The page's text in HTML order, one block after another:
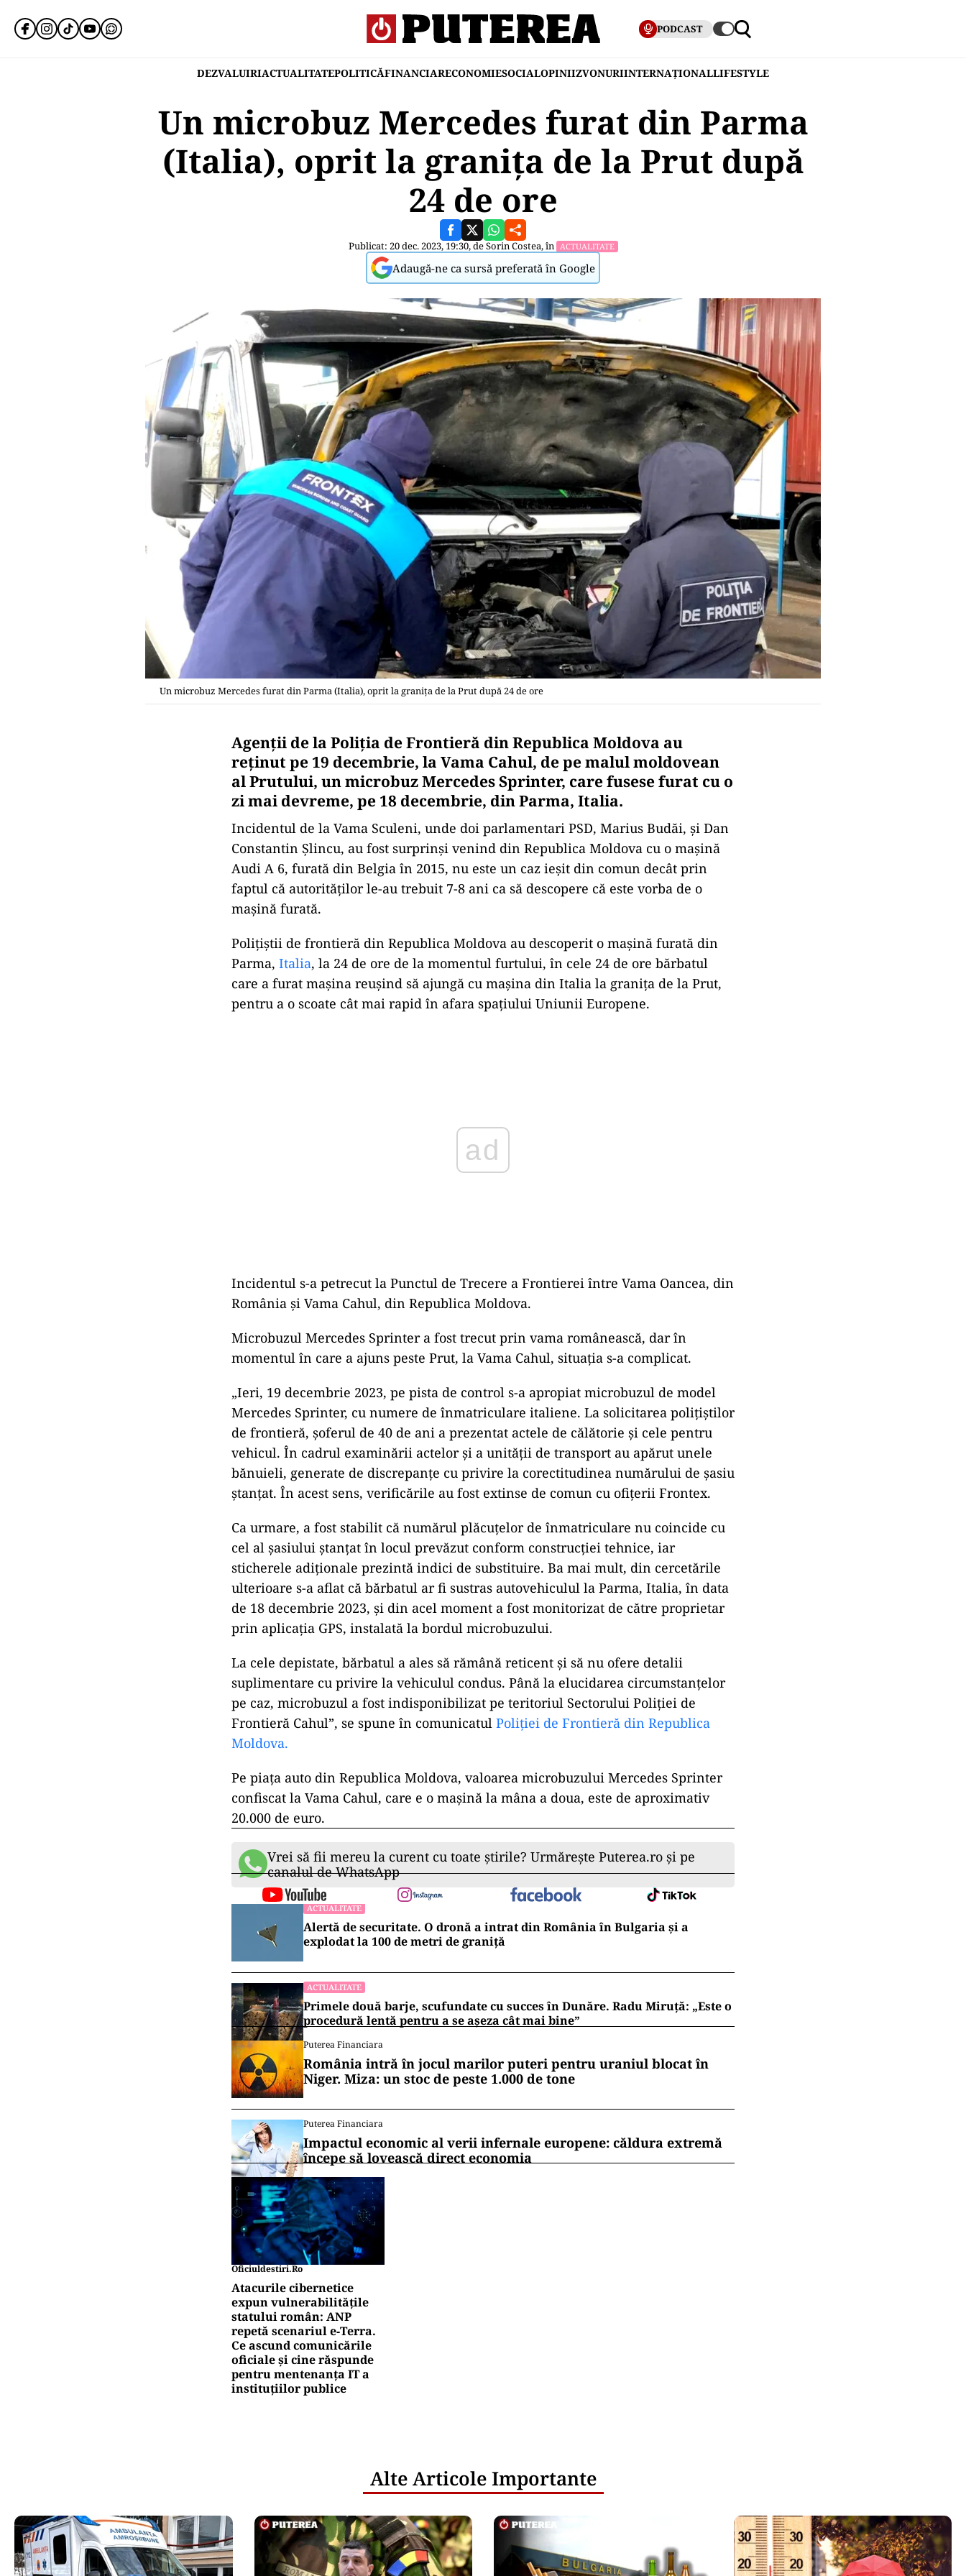
PODCAST
DEZVALUIRIACTUALITATEPOLITICĂFINANCIARECONOMIESOCIALOPINIIZVONURIINTERNAȚIONALLIFESTYLE
Un microbuz Mercedes furat din Parma
(Italia), oprit la granița de la Prut după
24 de ore
Publicat: 20 dec. 2023, 19:30, deSorin Costea, în ACTUALITATE
Adaugă-ne ca sursă preferată în Google
Un microbuz Mercedes furat din Parma (Italia), oprit la granița de la Prut după 24 de ore
Agenții de la Poliția de Frontieră din Republica Moldova au
reținut pe 19 decembrie, la Vama Cahul, de pe malul moldovean
al Prutului, un microbuz Mercedes Sprinter, care fusese furat cu o
zi mai devreme, pe 18 decembrie, din Parma, Italia.
Incidentul de la Vama Sculeni, unde doi parlamentari PSD, Marius Budăi, și Dan
Constantin Șlincu, au fost surprinși venind din Republica Moldova cu o mașină
Audi A 6, furată din Belgia în 2015, nu este un caz ieșit din comun decât prin
faptul că autorităților le-au trebuit 7-8 ani ca să descopere că este vorba de o
mașină furată.
Polițiștii de frontieră din Republica Moldova au descoperit o mașină furată din
Parma, Italia, la 24 de ore de la momentul furtului, în cele 24 de ore bărbatul
care a furat mașina reușind să ajungă cu mașina din Italia la granița de la Prut,
pentru a o scoate cât mai rapid în afara spațiului Uniunii Europene.
Incidentul s-a petrecut la Punctul de Trecere a Frontierei între Vama Oancea, din
România și Vama Cahul, din Republica Moldova.
Microbuzul Mercedes Sprinter a fost trecut prin vama românească, dar în
momentul în care a ajuns peste Prut, la Vama Cahul, situația s-a complicat.
„Ieri, 19 decembrie 2023, pe pista de control s-a apropiat microbuzul de model
Mercedes Sprinter, cu numere de înmatriculare italiene. La solicitarea polițiștilor
de frontieră, șoferul de 40 de ani a prezentat actele de călătorie și cele pentru
vehicul. În cadrul examinării actelor și a unității de transport au apărut unele
bănuieli, generate de discrepanțe cu privire la corectitudinea numărului de șasiu
ștanțat. În acest sens, verificările au fost extinse de comun cu ofițerii Frontex.
Ca urmare, a fost stabilit că numărul plăcuțelor de înmatriculare nu coincide cu
cel al șasiului ștanțat în locul prevăzut conform construcției tehnice, iar
sticherele adiționale prezintă indici de substituire. Ba mai mult, din cercetările
ulterioare s-a aflat că bărbatul ar fi sustras autovehiculul la Parma, Italia, în data
de 18 decembrie 2023, și din acel moment a fost monitorizat de către proprietar
prin aplicația GPS, instalată la bordul microbuzului.
La cele depistate, bărbatul a ales să rămână reticent și să nu ofere detalii
suplimentare cu privire la vehiculul condus. Până la elucidarea circumstanțelor
pe caz, microbuzul a fost indisponibilizat pe teritoriul Sectorului Poliției de
Frontieră Cahul”, se spune în comunicatul Poliției de Frontieră din Republica
Moldova.
Pe piața auto din Republica Moldova, valoarea microbuzului Mercedes Sprinter
confiscat la Vama Cahul, care e o mașină la mâna a doua, este de aproximativ
20.000 de euro.
Vrei să fii mereu la curent cu toate știrile? Urmărește Puterea.ro și pe
canalul de WhatsApp
ACTUALITATE
Alertă de securitate. O dronă a intrat din România în Bulgaria şi a
explodat la 100 de metri de graniţă
ACTUALITATE
Primele două barje, scufundate cu succes în Dunăre. Radu Miruță: „Este o
procedură lentă pentru a se așeza cât mai bine”
Puterea Financiara
România intră în jocul marilor puteri pentru uraniul blocat în
Niger. Miza: un stoc de peste 1.000 de tone
Puterea Financiara
Impactul economic al verii infernale europene: căldura extremă
începe să lovească direct economia
Oficiuldestiri.ro
Atacurile cibernetice
expun vulnerabilitățile
statului român: ANP
repetă scenariul e‑Terra.
Ce ascund comunicările
oficiale și cine răspunde
pentru mentenanța IT a
instituțiilor publice
Alte Articole Importante